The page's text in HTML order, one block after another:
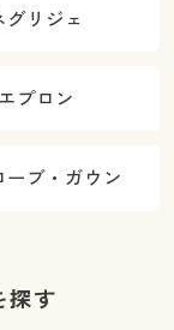
グリジェ
エプロン
ーブ・ガウン
探す